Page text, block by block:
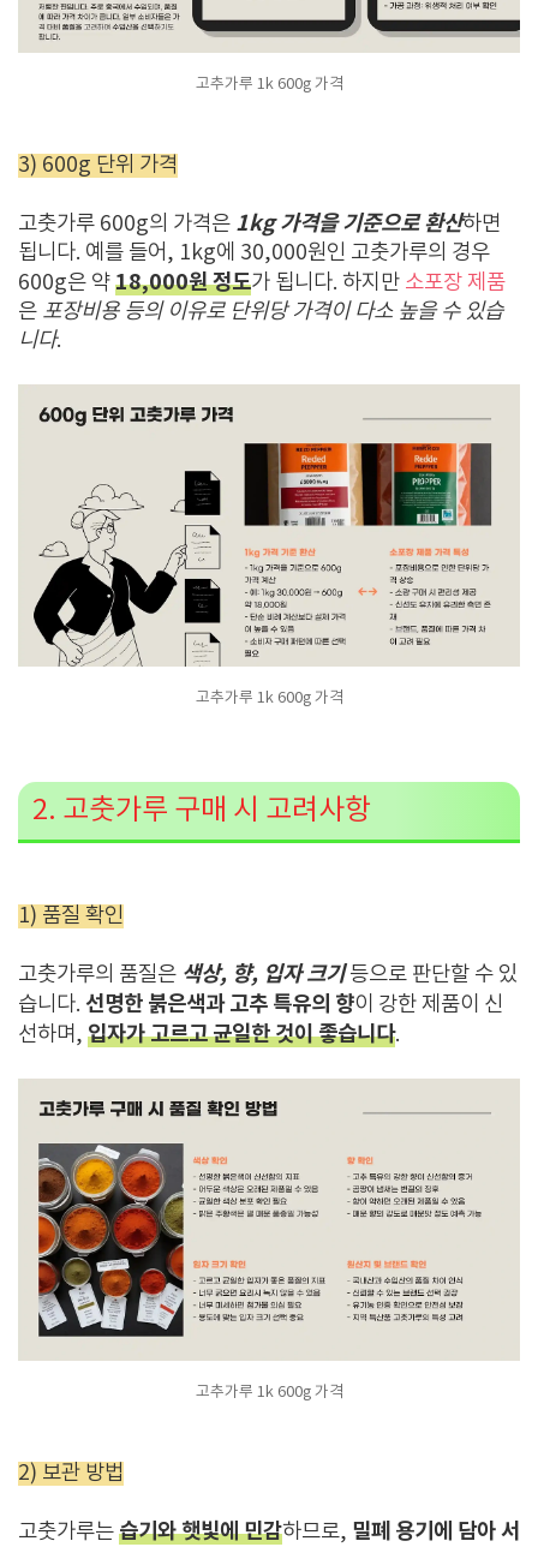
고추가루 1k 600g 가격
3) 600g 단위 가격
고춧가루 600g의 가격은 1kg 가격을 기준으로 환산하면
됩니다. 예를 들어, 1kg에 30,000원인 고춧가루의 경우
600g은 약 18,000원 정도가 됩니다. 하지만 소포장 제품
은 포장비용 등의 이유로 단위당 가격이 다소 높을 수 있습
니다.
고추가루 1k 600g 가격
2. 고춧가루 구매 시 고려사항
1) 품질 확인
고춧가루의 품질은 색상, 향, 입자 크기등으로 판단할 수 있
습니다. 선명한 붉은색과 고추 특유의 향이 강한 제품이 신
선하며, 입자가 고르고 균일한 것이 좋습니다.
고추가루 1k 600g 가격
2) 보관 방법
고춧가루는 습기와 햇빛에 민감하므로, 밀폐 용기에 담아 서